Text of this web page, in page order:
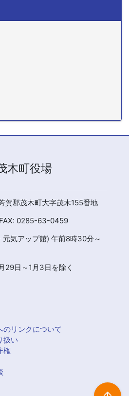
木町役場
賀郡茂木町大字茂木155番地
0285-63-0459
元気アップ館) 午前8時30分～
29日～1月3日を除く
のリンクについて
扱い
権